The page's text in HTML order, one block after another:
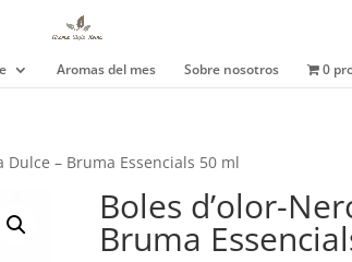
Aromas del mes Sobre nosotros 0
– Bruma Essencials 50 ml
Boles d’olor-
Bruma